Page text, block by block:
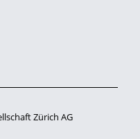
Zürich AG